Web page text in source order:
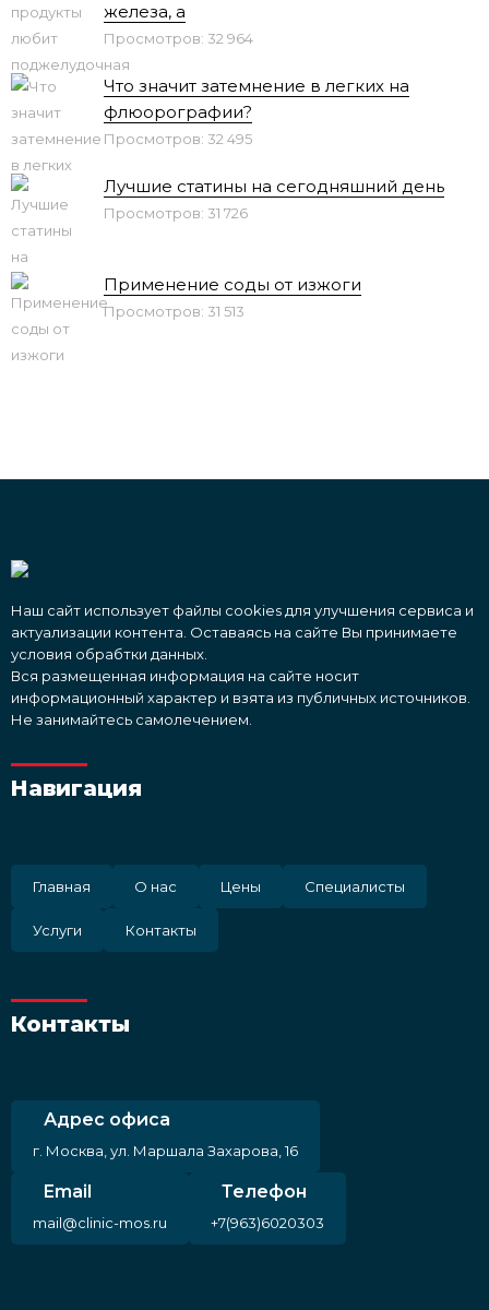
железа, а
Просмотров: 32 964
Что значит затемнение в легких на
флюорографии?
Просмотров: 32 495
Лучшие статины на сегодняшний день
Просмотров: 31 726
Применение соды от изжоги
Просмотров: 31 513
Наш сайт использует файлы cookies для улучшения сервиса и
актуализации контента. Оставаясь на сайте Вы принимаете
условия обрабтки данных.
Вся размещенная информация на сайте носит
информационный характер и взята из публичных источников.
Не занимайтесь самолечением.
Навигация
Главная О нас Цены Специалисты
Услуги Контакты
Контакты
Адрес офиса
г. Москва, ул. Маршала Захарова, 16
Email
mail@clinic-mos.ru
Телефон
+7(963)6020303